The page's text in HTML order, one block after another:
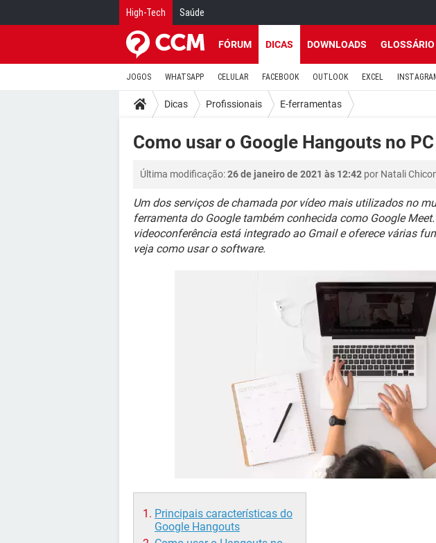
High-Tech Saúde
FÓRUM DICAS DOWNLOADS GLOSSÁRIO
JOGOS WHATSAPP CELULAR FACEBOOK OUTLOOK EXCEL
Dicas Profissionais E-ferramentas
Como usar o Google Hangouts no
Última modificação:26 de janeiro de 2021 às 12:42 por Natali
Um dos serviços de chamada por vídeo mais utilizados no
ferramenta do Google também conhecida como Google
videoconferência está integrado ao Gmail e oferece várias
veja como usar o software.
Principais características do
Google Hangouts